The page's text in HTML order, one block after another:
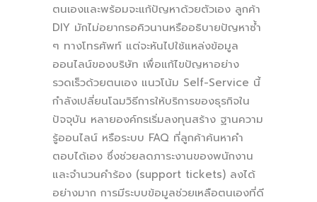
ตนเองและพร้อมจะแก้ปัญหาด้วยตัวเอง ลูกค้า
DIY มักไม่อยากรอคิวนานหรืออธิบายปัญหาซ้ำ
ๆ ทางโทรศัพท์ แต่จะหันไปใช้แหล่งข้อมูล
ออนไลน์ของบริษัท เพื่อแก้ไขปัญหาอย่าง
รวดเร็วด้วยตนเอง แนวโน้ม Self-Service นี้
กำลังเปลี่ยนโฉมวิธีการให้บริการของธุรกิจใน
ปัจจุบัน หลายองค์กรเริ่มลงทุนสร้าง ฐานความ
รู้ออนไลน์ หรือระบบ FAQ ที่ลูกค้าค้นหาคำ
ตอบได้เอง ซึ่งช่วยลดภาระงานของพนักงาน
และจำนวนคำร้อง (support tickets) ลงได้
อย่างมาก การมีระบบข้อมูลช่วยเหลือตนเองที่ดี